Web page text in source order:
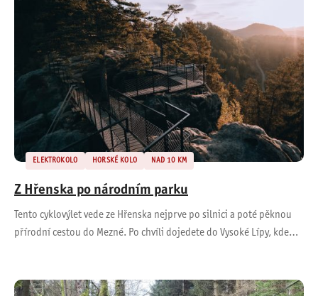
ELEKTROKOLO HORSKÉ KOLO NAD 10 KM
Z Hřenska po národním parku
Tento cyklovýlet vede ze Hřenska nejprve po silnici a poté pěknou
přírodní cestou do Mezné. Po chvíli dojedete do Vysoké Lípy, kde…